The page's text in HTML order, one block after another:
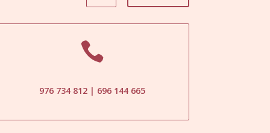

976 734 812 | 696 144 665